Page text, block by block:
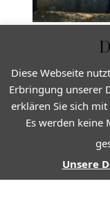
Diese Webseite
Erbringung unserer
erklären Sie sich
Es werden keine
Unsere